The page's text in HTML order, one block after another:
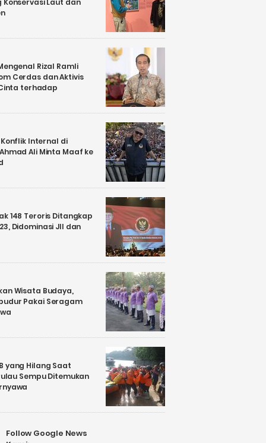
Konservasi Laut dan
Rizal Ramli
Cerdas dan Aktivis
terhadap
Internal di
Ali Minta Maaf ke
148 Teroris Ditangkap
Didominasi JII dan
Wisata Budaya,
Pakai Seragam
yang Hilang Saat
Sempu Ditemukan
Follow Google News